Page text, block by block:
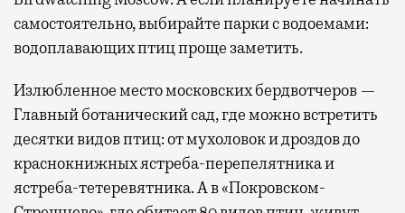
самостоятельно, выбирайте парки с водоемами:
водоплавающих птиц проще заметить.
Излюбленное место московских бердвотчеров —
Главный ботанический сад, где можно встретить
десятки видов птиц: от мухоловок и дроздов до
краснокнижных ястреба-перепелятника и
ястреба-тетеревятника. А в «Покровском-